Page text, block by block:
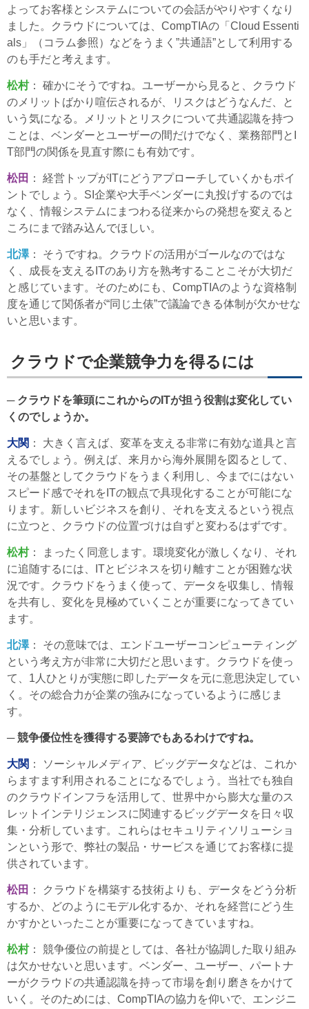
よってお客様とシステムについての会話がやりやすくなり
ました。クラウドについては、CompTIAの「Cloud Essenti
als」（コラム参照）などをうまく”共通語”として利用する
のも手だと考えます。
松村： 確かにそうですね。ユーザーから見ると、クラウド
のメリットばかり喧伝されるが、リスクはどうなんだ、と
いう気になる。メリットとリスクについて共通認識を持つ
ことは、ベンダーとユーザーの間だけでなく、業務部門とI
T部門の関係を見直す際にも有効です。
松田 ： 経営トップがITにどうアプローチしていくかもポイ
ントでしょう。SI企業や大手ベンダーに丸投げするのでは
なく、情報システムにまつわる従来からの発想を変えると
ころにまで踏み込んでほしい。
北澤： そうですね。クラウドの活用がゴールなのではな
く、成長を支えるITのあり方を熟考することこそが大切だ
と感じています。そのためにも、CompTIAのような資格制
度を通じて関係者が“同じ土俵”で議論できる体制が欠かせな
いと思います。
クラウドで企業競争力を得るには
─ クラウドを筆頭にこれからのITが担う役割は変化してい
くのでしょうか。
大関 ： 大きく言えば、変革を支える非常に有効な道具と言
えるでしょう。例えば、来月から海外展開を図るとして、
その基盤としてクラウドをうまく利用し、今までにはない
スピード感でそれをITの観点で具現化することが可能にな
ります。新しいビジネスを創り、それを支えるという視点
に立つと、クラウドの位置づけは自ずと変わるはずです。
松村： まったく同意します。環境変化が激しくなり、それ
に追随するには、ITとビジネスを切り離すことが困難な状
況です。クラウドをうまく使って、データを収集し、情報
を共有し、変化を見極めていくことが重要になってきてい
ます。
北澤： その意味では、エンドユーザーコンピューティング
という考え方が非常に大切だと思います。クラウドを使っ
て、1人ひとりが実態に即したデータを元に意思決定してい
く。その総合力が企業の強みになっているように感じま
す。
─ 競争優位性を獲得する要諦でもあるわけですね。
大関 ： ソーシャルメディア、ビッグデータなどは、これか
らますます利用されることになるでしょう。当社でも独自
のクラウドインフラを活用して、世界中から膨大な量のス
レットインテリジェンスに関連するビッグデータを日々収
集・分析しています。これらはセキュリティソリューショ
ンという形で、弊社の製品・サービスを通じてお客様に提
供されています。
松田 ： クラウドを構築する技術よりも、データをどう分析
するか、どのようにモデル化するか、それを経営にどう生
かすかといったことが重要になってきていますね。
松村： 競争優位の前提としては、各社が協調した取り組み
は欠かせないと思います。ベンダー、ユーザー、パートナ
ーがクラウドの共通認識を持って市場を創り磨きをかけて
いく。そのためには、CompTIAの協力を仰いで、エンジニ